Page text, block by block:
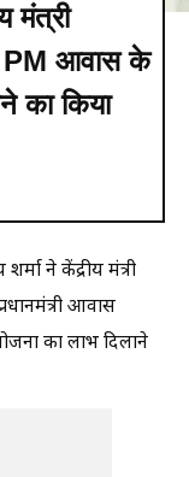
मंत्री
PM आवास के
का किया
ने केंद्रीय मंत्री
आवास
का लाभ दिलाने